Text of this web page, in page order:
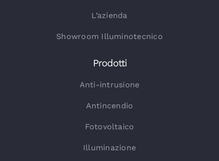
L’azienda
Showroom Illuminotecnico
Prodotti
Anti-intrusione
Antincendio
Fotovoltaico
Illuminazione